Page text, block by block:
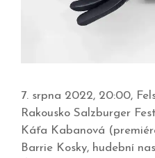
7. srpna 2022, 20:00,
Rakousko Salzburger
Káťa Kabanová
Barrie Kosky, hudební